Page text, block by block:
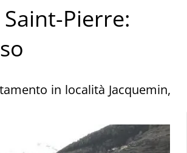
Pierre:
in località Jacquemin,